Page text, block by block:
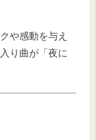
や感動を与え
り曲が「夜に